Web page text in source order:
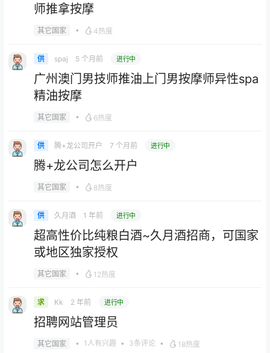
师推拿按摩
其它国家 • 4热度
供 spaj 5 个月前 进行中
广州澳门男技师推油上门男按摩师异性spa
精油按摩
其它国家 • 6热度
供 腾+龙公司开户 7 个月前 进行中
腾+龙公司怎么开户
其它国家 • 8热度
供 久月酒 1 年前 进行中
超高性价比纯粮白酒~久月酒招商，可国家
或地区独家授权
其它国家 • 12热度
求 Kk 2 年前 进行中
招聘网站管理员
其它国家 • 1人有兴趣 • 3条评论 • 18热度